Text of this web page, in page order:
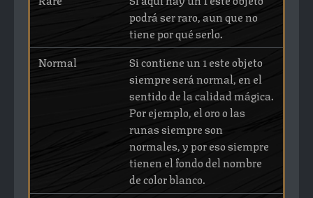
podrá ser raro, aun que no
tiene por qué serlo.
Normal
Si contiene un 1 este objeto
siempre será normal, en el
sentido de la calidad mágica.
Por ejemplo, el oro o las
runas siempre son
normales, y por eso siempre
tienen el fondo del nombre
de color blanco.